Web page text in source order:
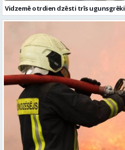
Vidzemē otrdien dzēsti trīs ugunsgrēki